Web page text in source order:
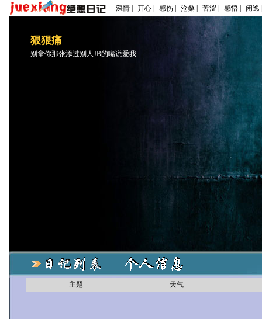
深情 | 开心 | 感伤 | 沧桑 | 苦涩 | 感悟 | 闲逸 |
狠狠痛
别拿你那张添过别人JB的嘴说爱我
主题 天气